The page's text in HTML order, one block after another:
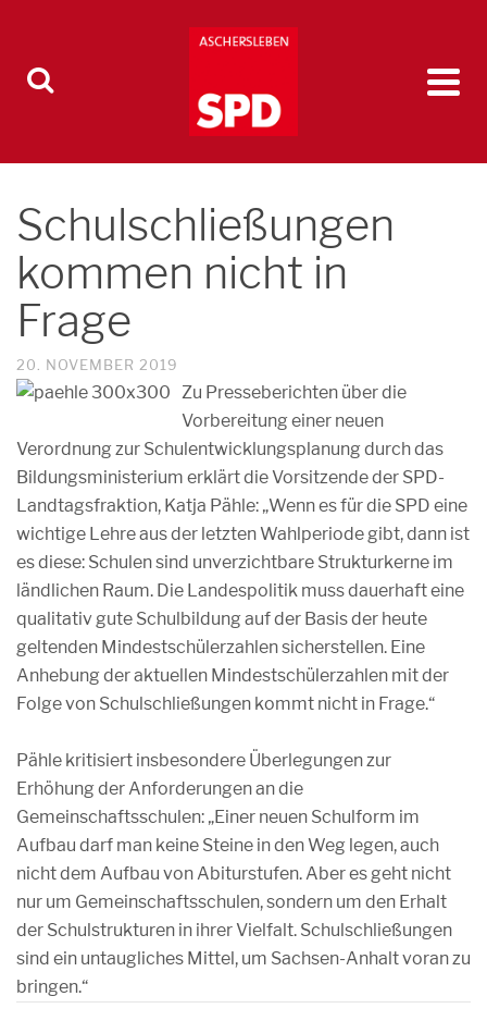
Schulschließungen
kommen nicht in
Frage
20. NOVEMBER 2019
Zu Presseberichten über die
Vorbereitung einer neuen
Verordnung zur Schulentwicklungsplanung durch das
Bildungsministerium erklärt die Vorsitzende der SPD-
Landtagsfraktion, Katja Pähle: „Wenn es für die SPD eine
wichtige Lehre aus der letzten Wahlperiode gibt, dann ist
es diese: Schulen sind unverzichtbare Strukturkerne im
ländlichen Raum. Die Landespolitik muss dauerhaft eine
qualitativ gute Schulbildung auf der Basis der heute
geltenden Mindestschülerzahlen sicherstellen. Eine
Anhebung der aktuellen Mindestschülerzahlen mit der
Folge von Schulschließungen kommt nicht in Frage.“
Pähle kritisiert insbesondere Überlegungen zur
Erhöhung der Anforderungen an die
Gemeinschaftsschulen: „Einer neuen Schulform im
Aufbau darf man keine Steine in den Weg legen, auch
nicht dem Aufbau von Abiturstufen. Aber es geht nicht
nur um Gemeinschaftsschulen, sondern um den Erhalt
der Schulstrukturen in ihrer Vielfalt. Schulschließungen
sind ein untaugliches Mittel, um Sachsen-Anhalt voran zu
bringen.“